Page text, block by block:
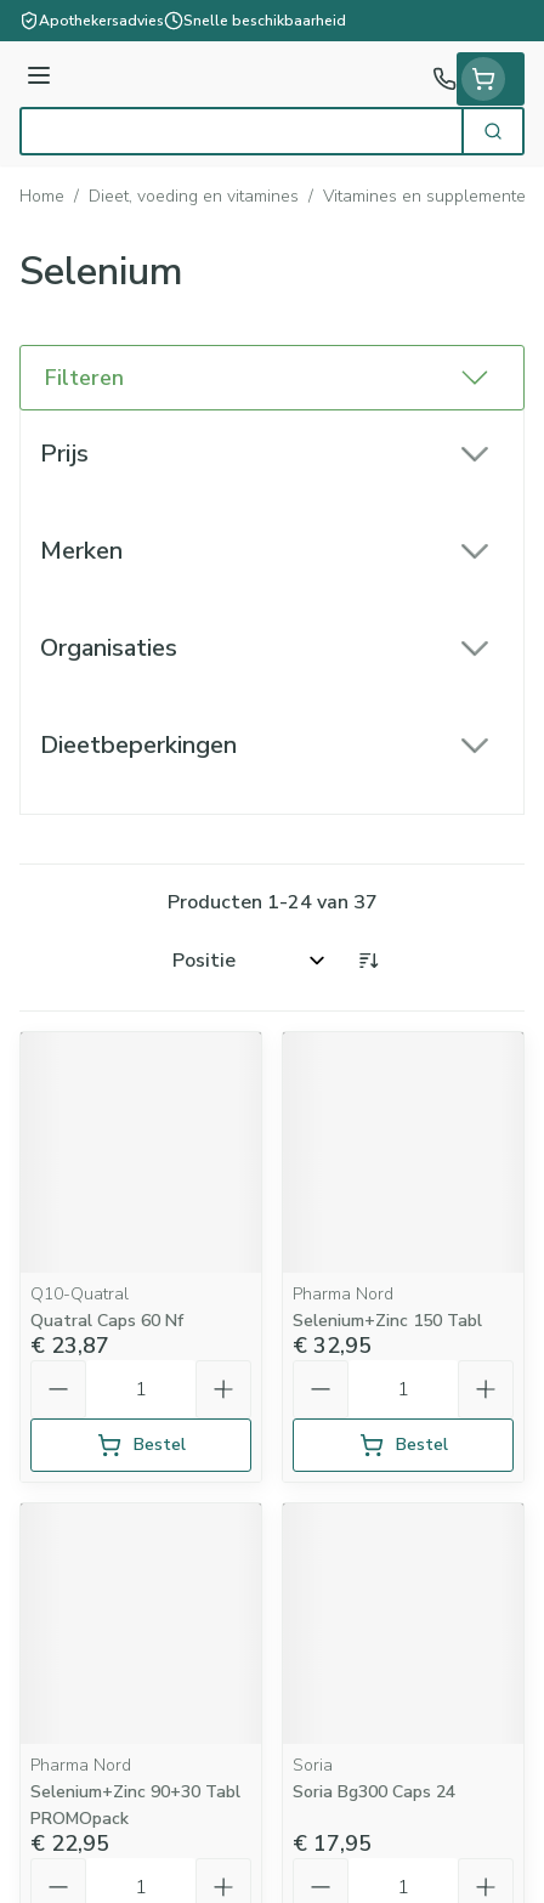
Ga naar de inhoud
Apothekersadvies Snelle beschikbaarheid
Menu
Zoek
Home / Dieet, voeding en vitamines / Vitamines en supplementen
Selenium
Filteren
Prijs
Merken
Organisaties
Dieetbeperkingen
Producten 1-24van 37
Sorteer op:
Q10-Quatral
Quatral Caps 60 Nf
€ 23,87
Bestel
Pharma Nord
Selenium+Zinc 150 Tabl
€ 32,95
Bestel
Pharma Nord
Selenium+Zinc 90+30 Tabl
PROMOpack
€ 22,95
Soria
Soria Bg300 Caps 24
€ 17,95